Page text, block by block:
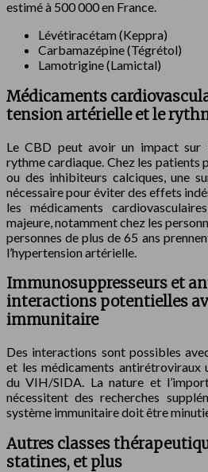
estimé à 500 000 en France.
Lévétiracétam (Keppra)
Carbamazépine (Tégrétol)
Lamotrigine (Lamictal)
Médicaments
tension artérielle et le
Le CBD peut avoir un impact
rythme cardiaque. Chez les patients
ou des inhibiteurs calciques, une
nécessaire pour éviter des effets
les médicaments
majeure, notamment chez les
personnes de plus de 65 ans
l’hypertension artérielle.
Immunosuppresseurs et
interactions potentielles
immunitaire
Des interactions sont possibles
et les médicaments antirétroviraux
du VIH/SIDA. La nature et
nécessitent des recherches
système immunitaire doit être
Autres classes
statines, et plus